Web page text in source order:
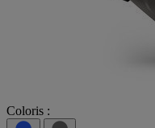
Coloris :